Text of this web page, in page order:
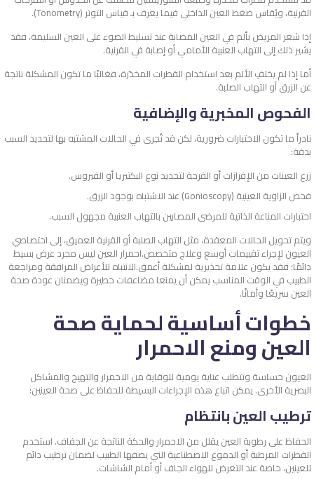
القرنية، ويُقاس ضغط العين الداخلي فيما يعرف بـ قياس التوتر (Tonometry).
إذا شعر المريض بألم في العين المصابة عند تسليط الضوء على العين السليمة، فقد
يشير ذلك إلى التهاب العنبية الأمامي أو إصابة في القرنية.
أما إذا لم يختفِ الألم بعد استخدام القطرات المخدّرة، فغالبًا ما تكون المشكلة ناتجة
عن الزرق أو التهاب الصلبة.
الفحوص المخبرية والإضافية
نادراً ما تكون الاختبارات ضرورية، لكن قد تُجرى في الحالات المشتبه بها لتحديد السبب
بدقة:
زرع العينات من الإفرازات أو القرحة لتحديد نوع البكتيريا أو الفيروس.
فحص الزاوية العينية (Gonioscopy) عند الاشتباه بوجود الزرق.
اختبارات المناعة الذاتية للمرضى المصابين بالتهاب العنبية مجهول السبب.
ويتم تحويل الحالات المعقدة، مثل التهاب الصلبة أو القرنية العميق، إلى اختصاصي
العيون لإجراء تقييمات أوسع وعلاج متخصص.احمرار العين ليس مجرد عرض بسيط
دائمًا؛ فقد يكون علامة تحذيرية لمشكلة أعمق.الانتباه للأعراض المرافقة ومراجعة
الطبيب في الوقت المناسب يمكن أن يمنعا مضاعفات خطيرة ويضمنان عودة صحة
العين سريعًا وأمانًا.
خطوات أساسية لحماية صحة
العين ومنع الاحمرار
العيون حساسة وتتطلب عناية يومية للوقاية من الاحمرار والتهيج والمشاكل
البصرية الأخرى. يمكن اتباع هذه الإجراءات البسيطة للحفاظ على صحة العينين:
ترطيب العين بانتظام
الحفاظ على رطوبة العين يقلل من الاحمرار والحكة الناتجة عن الجفاف. استخدم
القطرات المرطبة أو الدموع الاصطناعية التي يصفها الطبيب لضمان ترطيب دائم
للعينين، خاصة عند التعرض للهواء الجاف أو أمام الشاشات.